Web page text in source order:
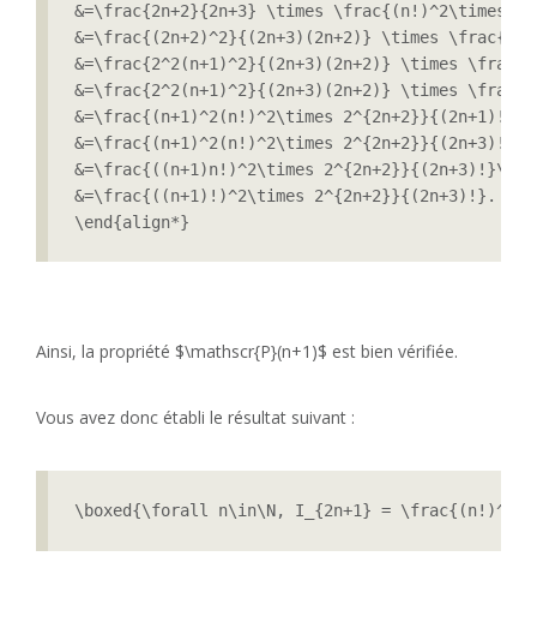
&=\frac{2n+2}{2n+3} \times \frac{(n!)^2\times
&=\frac{(2n+2)^2}{(2n+3)(2n+2)} \times
&=\frac{2^2(n+1)^2}{(2n+3)(2n+2)} \times
&=\frac{2^2(n+1)^2}{(2n+3)(2n+2)} \times
&=\frac{(n+1)^2(n!)^2\times
&=\frac{(n+1)^2(n!)^2\times 2^{2n+2}}{(2n+3)!}\\
&=\frac{((n+1)n!)^2\times 2^{2n+2}}{(2n+3)!}\\
&=\frac{((n+1)!)^2\times 2^{2n+2}}{(2n+3)!}.
\end{align*}
Ainsi, la propriété $\mathscr{P}(n+1)$ est bien vérifiée.
Vous avez donc établi le résultat suivant :
\boxed{\forall n\in\N, I_{2n+1} =